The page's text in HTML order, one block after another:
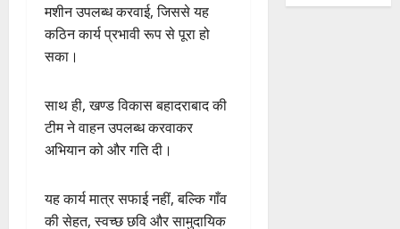
मशीन उपलब्ध करवाई, जिससे यह
कठिन कार्य प्रभावी रूप से पूरा हो
सका।
साथ ही, खण्ड विकास बहादराबाद की
टीम ने वाहन उपलब्ध करवाकर
अभियान को और गति दी।
यह कार्य मात्र सफाई नहीं, बल्कि गाँव
की सेहत, स्वच्छ छवि और सामुदायिक